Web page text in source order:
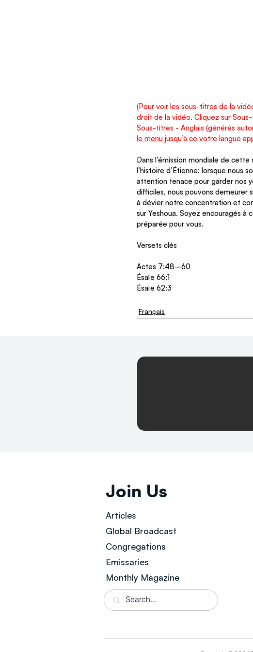
(Pour voir les sous-titres de la
droit de la vidéo. Cliquez sur
Sous-titres - Anglais (générés
le menu jusqu’à ce votre langue
Dans l’émission mondiale de
l’histoire d’Étienne: lorsque nous
attention tenace pour garder nos
difficiles, nous pouvons demeurer
à dévier notre concentration et
sur Yeshoua. Soyez encouragés à
préparée pour vous.
Versets clés
Actes 7:48–60
Ésaïe 66:1
Ésaïe 62:3
Français
Join Us
Articles
Global Broadcast
Congregations
Emissaries
Monthly Magazine